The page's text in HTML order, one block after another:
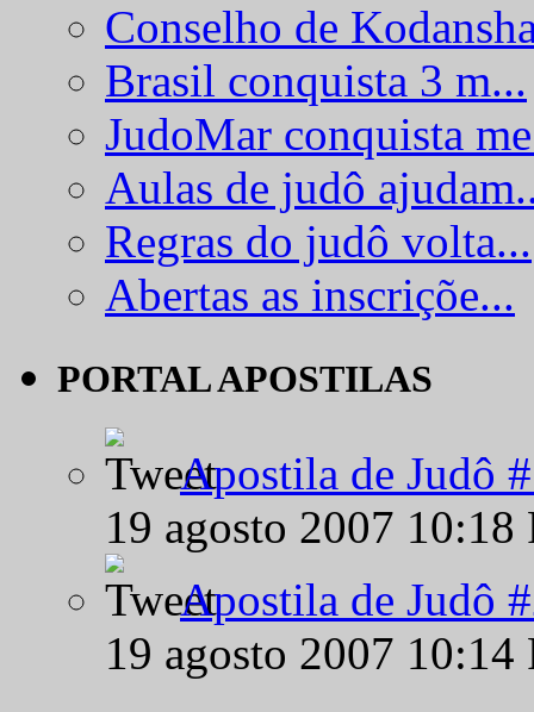
Conselho de
Brasil conquista 3 m...
JudoMar conquista
Aulas de judô
Regras do judô volta...
Abertas as inscriçõe...
PORTAL APOSTILAS
Apostila de Judô
19 agosto 2007
Apostila de Judô
19 agosto 2007